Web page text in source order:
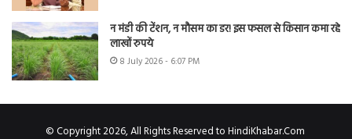
न मंडी की टेंशन, न मौसम का डर! इस फसल से किसान कमा रहे
लाखों रुपये
8 July 2026 - 6:07 PM
© Copyright 2026, All Rights Reserved to HindiKhabar.Com